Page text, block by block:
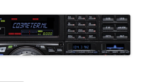
radio-amateurs